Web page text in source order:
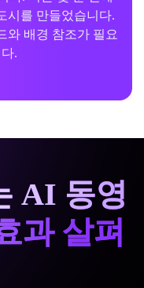
시를 만들었습니다.
와 배경 참조가 필요
.
AI 동영
과 살펴